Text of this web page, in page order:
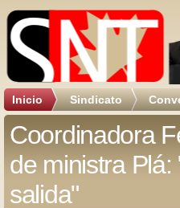
Inicio Sindicato
Coordinadora
de ministra
salida"